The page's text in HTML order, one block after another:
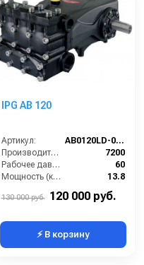
IPG AB 120
Артикул:
AB0120LD-000
Производительность (л/ч):
7200
Рабочее давление (бар):
60
Мощность (кВт):
13.8
130 000 руб. 120 000 руб.
⚡ В корзину